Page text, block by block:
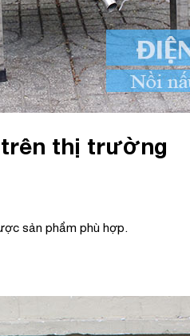
thị trường
sản phẩm phù hợp.